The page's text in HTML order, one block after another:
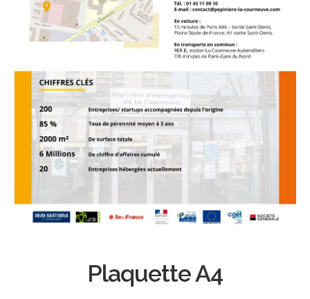
Plaquette A4